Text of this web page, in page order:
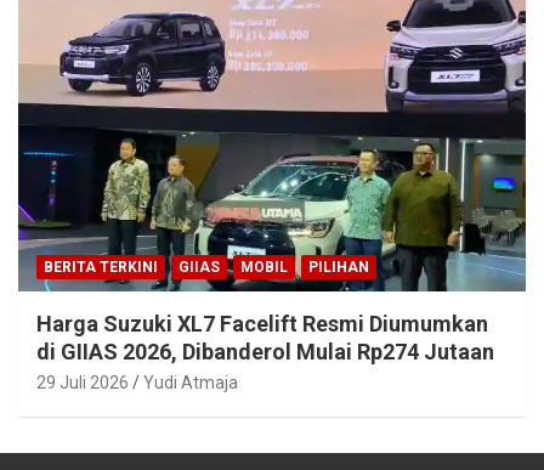
BERITA TERKINI GIIAS MOBIL PILIHAN
Harga Suzuki XL7 Facelift Resmi Diumumkan
di GIIAS 2026, Dibanderol Mulai Rp274 Jutaan
29 Juli 2026 Yudi Atmaja